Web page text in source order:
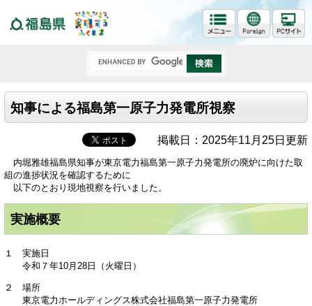
知事による福島第一原子力発電所視察
掲載日：2025年11月25日更新
内堀雅雄福島県知事が東京電力福島第一原子力発電所の廃炉に向けた取
組の進捗状況を確認するために
以下のとおり現地視察を行いました。
実施概要
１ 実施日
令和７年10月28日（火曜日）
２ 場所
東京電力ホールディングス株式会社福島第一原子力発電所